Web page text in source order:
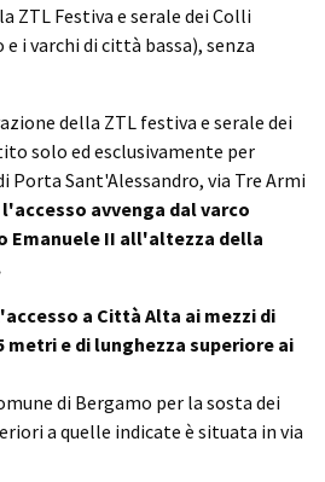
ZTL Festiva e serale dei Colli
i varchi di città bassa), senza
della ZTL festiva e serale dei
solo ed esclusivamente per
Porta Sant'Alessandro, via Tre Armi
avvenga dal varco
Emanuele II all'altezza della
a Città Alta ai mezzi di
metri e di lunghezza superiore ai
di Bergamo per la sosta dei
a quelle indicate è situata in via